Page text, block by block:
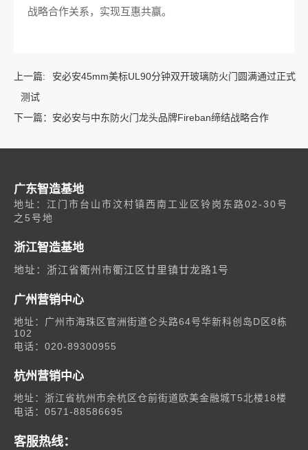
战略合作关系，实现互惠共赢。
上一篇:
安必安45mm美标UL90分钟双开玻璃防火门圆满通过正式
测试
下一篇： 安必安与中东防火门龙头品牌Fireban缔结战略合作
广东智造基地
地址：江门市台山市汶村镇西南工业区铃岗东路02-30号
之5号地
浙江智造基地
地址：浙江省衢州市衢江区廿里镇廿龙路1号
广州营销中心
地址：广州市海珠区官洲街道仑头路64号华新科创岛D区8栋
102
电话：020-89300955
杭州营销中心
地址：浙江省杭州市余杭区仓前街道欧美金融城T5北楼18楼
电话：0571-88586695
客服热线：